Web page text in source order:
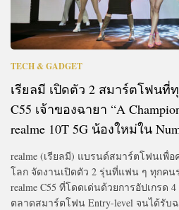
TECH & GADGET
เรียลมี เปิดตัว 2 สมาร์ตโฟนที่
C55 เจ้าของฉายา “A
realme 10T 5G น้องใหม่ใน
realme (เรียลมี) แบรนด์สมาร์ตโฟนเพื่
โลก จัดงานเปิดตัว 2 รุ่นที่แฟน ๆ ทุกคน
realme C55 ที่โดดเด่นด้วยการอัปเกรด
ตลาดสมาร์ตโฟน Entry-level จนได้รับฉ